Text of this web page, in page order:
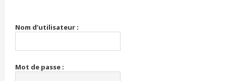
Nom d’utilisateur :
Mot de passe :